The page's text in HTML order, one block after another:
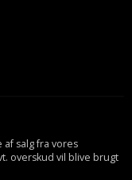
salg fra vores
overskud vil blive brugt